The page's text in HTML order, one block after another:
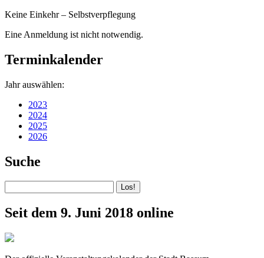
Keine Einkehr – Selbstverpflegung
Eine Anmeldung ist nicht notwendig.
Terminkalender
Jahr auswählen:
2023
2024
2025
2026
Suche
Seit dem 9. Juni 2018 online